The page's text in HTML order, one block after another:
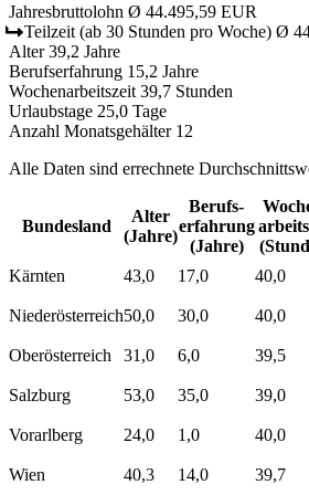
Jahresbruttolohn Ø 44.495,59 EUR
Teilzeit (ab 30 Stunden pro Woche) Ø
Alter 39,2 Jahre
Berufserfahrung 15,2 Jahre
Wochenarbeitszeit 39,7 Stunden
Urlaubstage 25,0 Tage
Anzahl Monatsgehälter 12
Alle Daten sind errechnete
Bundesland
Alter
(Jahre)
Berufs­
erfahrung
(Jahre)
Kärnten 43,0 17,0 40,0
Niederösterreich50,0 30,0 40,0
Oberösterreich
31,0 6,0 39,5
Salzburg
53,0 35,0 39,0
Vorarlberg
24,0 1,0 40,0
Wien
40,3 14,0 39,7